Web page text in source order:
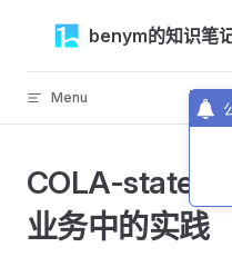
Skip to contentbenym的知识笔
Menu
COLA-
业务中的实践